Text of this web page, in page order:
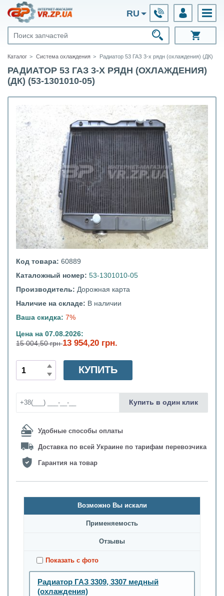
RU
Каталог Система охлаждения Радиатор 53 ГАЗ 3-х рядн (охлаждения) (ДК)
РАДИАТОР 53 ГАЗ 3-Х РЯДН (ОХЛАЖДЕНИЯ)
(ДК) (53-1301010-05)
Код товара: 60889
Каталожный номер: 53-1301010-05
Производитель: Дорожная карта
Наличие на складе: В наличии
Ваша скидка: 7%
Цена на 07.08.2026:
15 004,50 грн13 954,20 грн.
Удобные способы оплаты
Доставка по всей Украине по тарифам перевозчика
Гарантия на товар
КУПИТЬ
Купить в один клик
Возможно Вы искали
Применяемость
Oтзывы
Показать с фото
Радиатор ГАЗ 3309, 3307 медный
(охлаждения)